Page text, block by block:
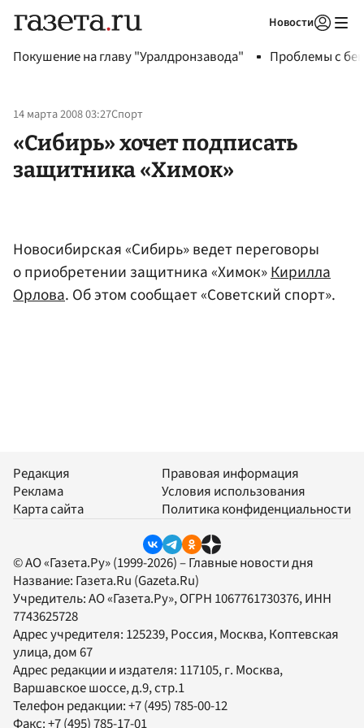
Новости
Покушение на главу "Уралдронзавода" Проблемы с
14 марта 2008 03:27Спорт
«Сибирь» хочет подписать
защитника «Химок»
Новосибирская «Сибирь» ведет переговоры
о приобретении защитника «Химок»Кирилла
Орлова. Об этом сообщает «Советский спорт».
Редакция
Реклама
Карта сайта
Правовая информация
Условия использования
Политика конфиденциальности
© АО «Газета.Ру» (1999-2026) – Главные новости дня
Название: Газета.Ru (Gazeta.Ru)
Учредитель:АО «Газета.Ру», ОГРН 1067761730376, ИНН
7743625728
Адрес учредителя: 125239, Россия, Москва, Коптевская
улица, дом 67
Адрес редакции и издателя: 117105, г. Москва,
Варшавское шоссе, д.9, стр.1
Телефон редакции:+7 (495) 785-00-12